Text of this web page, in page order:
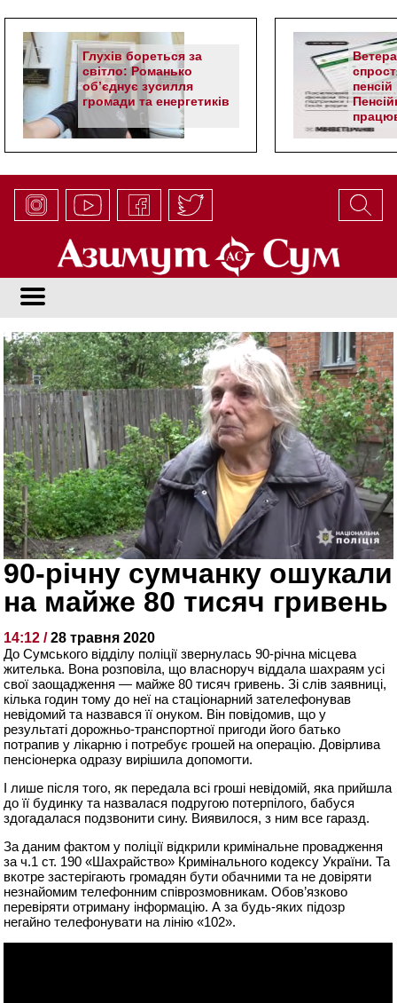
Глухів бореться за
світло: Романько
об’єднує зусилля
громади та енергетиків
90-річну сумчанку ошукали
на майже 80 тисяч гривень
14:12 /28 травня 2020
До Сумського відділу поліції звернулась 90-річна місцева
жителька. Вона розповіла, що власноруч віддала шахраям усі
свої заощадження — майже 80 тисяч гривень. Зі слів заявниці,
кілька годин тому до неї на стаціонарний зателефонував
невідомий та назвався її онуком. Він повідомив, що у
результаті дорожньо-транспортної пригоди його батько
потрапив у лікарню і потребує грошей на операцію. Довірлива
пенсіонерка одразу вирішила допомогти.
І лише після того, як передала всі гроші невідомій, яка прийшла
до її будинку та назвалася подругою потерпілого, бабуся
здогадалася подзвонити сину. Виявилося, з ним все гаразд.
За даним фактом у поліції відкрили кримінальне провадження
за ч.1 ст. 190 «Шахрайство» Кримінального кодексу України. Та
вкотре застерігають громадян бути обачними та не довіряти
незнайомим телефонним співрозмовникам. Обов’язково
перевіряти отриману інформацію. А за будь-яких підозр
негайно телефонувати на лінію «102».